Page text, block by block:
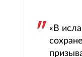
«В